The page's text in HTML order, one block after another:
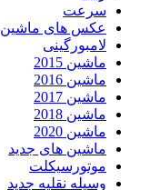
سرعت
عکس های ماشین
لامبورگینی
ماشین 2015
ماشین 2016
ماشین 2017
ماشین 2018
ماشین 2020
ماشین های جدید
موتورسیکلت
وسیله نقلیه جدید